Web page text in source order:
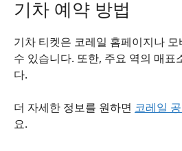
기차 예약 방법
기차 티켓은 코레일 홈페이지나
수 있습니다. 또한, 주요 역의 매표
다.
더 자세한 정보를 원하면 코레일
요.